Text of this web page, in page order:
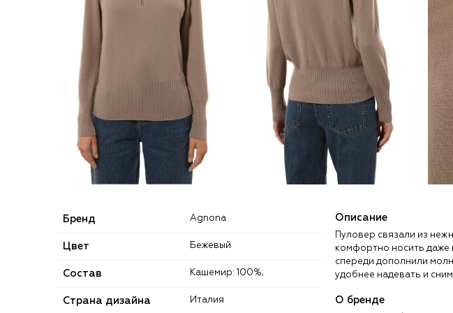
Бренд Agnona
Цвет Бежевый
Состав Кашемир: 100%;
Страна дизайна Италия
Описание
Пуловер связали из
комфортно носить даже
спереди дополнили
удобнее надевать и
О бренде